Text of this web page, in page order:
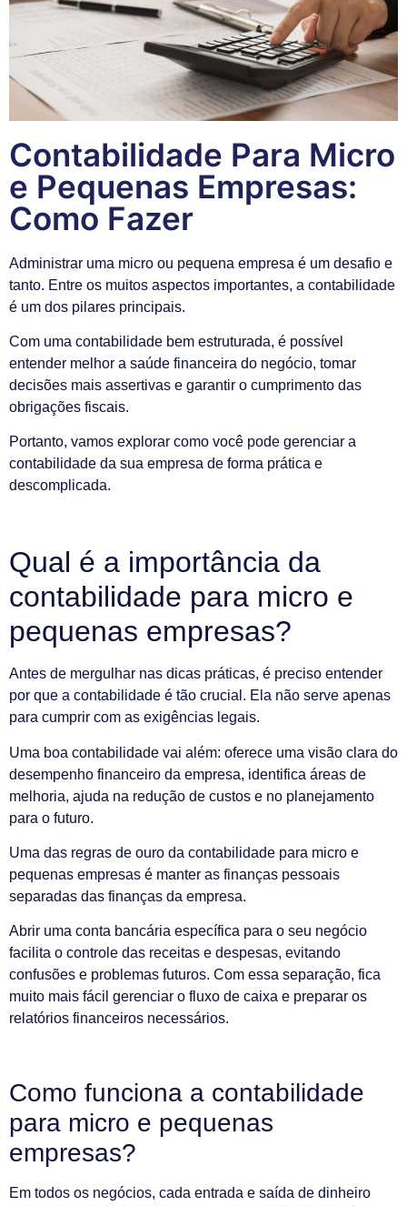
Contabilidade Para Micro
e Pequenas Empresas:
Como Fazer
Administrar uma micro ou pequena empresa é um desafio e
tanto. Entre os muitos aspectos importantes, a contabilidade
é um dos pilares principais.
Com uma contabilidade bem estruturada, é possível
entender melhor a saúde financeira do negócio, tomar
decisões mais assertivas e garantir o cumprimento das
obrigações fiscais.
Portanto, vamos explorar como você pode gerenciar a
contabilidade da sua empresa de forma prática e
descomplicada.
Qual é a importância da
contabilidade para micro e
pequenas empresas?
Antes de mergulhar nas dicas práticas, é preciso entender
por que a contabilidade é tão crucial. Ela não serve apenas
para cumprir com as exigências legais.
Uma boa contabilidade vai além: oferece uma visão clara do
desempenho financeiro da empresa, identifica áreas de
melhoria, ajuda na redução de custos e no planejamento
para o futuro.
Uma das regras de ouro da contabilidade para micro e
pequenas empresas é manter as finanças pessoais
separadas das finanças da empresa.
Abrir uma conta bancária específica para o seu negócio
facilita o controle das receitas e despesas, evitando
confusões e problemas futuros. Com essa separação, fica
muito mais fácil gerenciar o fluxo de caixa e preparar os
relatórios financeiros necessários.
Como funciona a contabilidade
para micro e pequenas
empresas?
Em todos os negócios, cada entrada e saída de dinheiro